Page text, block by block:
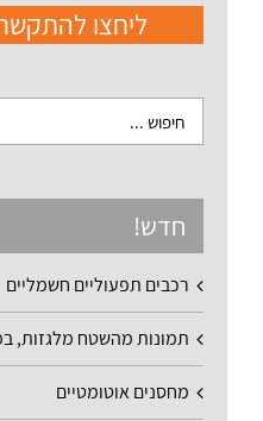
ליחצו
חדש!
רכבים תפעוליים חשמליים
תמונות מהשטח מלגזות,
מחסנים אוטומטיים